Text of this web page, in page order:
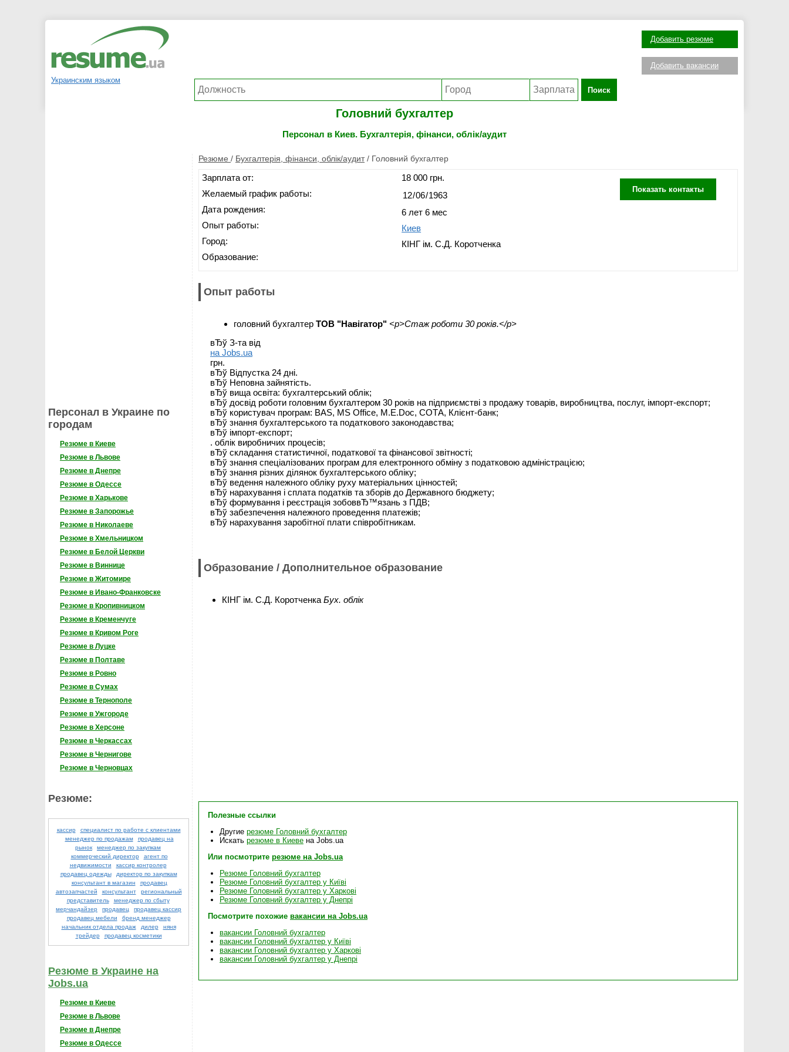
Украинским языком
Поиск
Добавить резюме
Добавить вакансии
Головний бухгалтер
Персонал в Киев. Бухгалтерія, фінанси, облік/аудит
Персонал в Украине по
городам
Резюме в Киеве
Резюме в Львове
Резюме в Днепре
Резюме в Одессе
Резюме в Харькове
Резюме в Запорожье
Резюме в Николаеве
Резюме в Хмельницком
Резюме в Белой Церкви
Резюме в Виннице
Резюме в Житомире
Резюме в Ивано-Франковске
Резюме в Кропивницком
Резюме в Кременчуге
Резюме в Кривом Роге
Резюме в Луцке
Резюме в Полтаве
Резюме в Ровно
Резюме в Сумах
Резюме в Тернополе
Резюме в Ужгороде
Резюме в Херсоне
Резюме в Черкассах
Резюме в Чернигове
Резюме в Черновцах
Резюме:
кассир
специалист по работе с клиентами
менеджер по продажам
продавец на
рынок
менеджер по закупкам
коммерческий директор
агент по
недвижимости
кассир контролер
продавец одежды
директор по закупкам
консультант в магазин
продавец
автозапчастей
консультант
региональный
представитель
менеджер по сбыту
мерчандайзер
продавец
продавец кассир
продавец мебели
бренд менеджер
начальник отдела продаж
дилер
няня
трейдер
продавец косметики
Резюме в Украине на
Jobs.ua
Резюме в Киеве
Резюме в Львове
Резюме в Днепре
Резюме в Одессе
Резюме / Бухгалтерія, фінанси, облік/аудит / Головний бухгалтер
Зарплата от:
Желаемый график работы:
Дата рождения:
Опыт работы:
Город:
Образование:
18 000 грн.
6 лет 6 мес
Киев
КІНГ ім. С.Д. Коротченка
Показать контакты
Опыт работы
головний бухгалтер ТОВ "Навігатор" <p>Стаж роботи 30 років.</p>
вЂў З-та від
на Jobs.ua
грн.
вЂў Відпустка 24 дні.
вЂў Неповна зайнятість.
вЂў вища освіта: бухгалтерський облік;
вЂў досвід роботи головним бухгалтером 30 років на підприємстві з продажу товарів, виробництва, послуг, імпорт-експорт;
вЂў користувач програм: BAS, MS Office, M.E.Dос, СОТА, Клієнт-банк;
вЂў знання бухгалтерського та податкового законодавства;
вЂў імпорт-експорт;
. облік виробничих процесів;
вЂў складання статистичної, податкової та фінансової звітності;
вЂў знання спеціалізованих програм для електронного обміну з податковою адміністрацією;
вЂў знання різних ділянок бухгалтерського обліку;
вЂў ведення належного обліку руху матеріальних цінностей;
вЂў нарахування і сплата податків та зборів до Державного бюджету;
вЂў формування і реєстрація зобоввЂ™язань з ПДВ;
вЂў забезпечення належного проведення платежів;
вЂў нарахування заробітної плати співробітникам.
Образование / Дополнительное образование
КІНГ ім. С.Д. Коротченка Бух. облік
Полезные ссылки
Другие резюме Головний бухгалтер
Искать резюме в Киеве на Jobs.ua
Или посмотрите резюме на Jobs.ua
Резюме Головний бухгалтер
Резюме Головний бухгалтер у Київі
Резюме Головний бухгалтер у Харкові
Резюме Головний бухгалтер у Днепрі
Посмотрите похожие вакансии на Jobs.ua
вакансии Головний бухгалтер
вакансии Головний бухгалтер у Київі
вакансии Головний бухгалтер у Харкові
вакансии Головний бухгалтер у Днепрі